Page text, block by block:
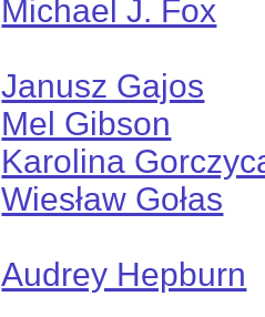
Michael J. Fox
Janusz Gajos
Mel Gibson
Karolina
Wiesław Gołas
Audrey Hepburn